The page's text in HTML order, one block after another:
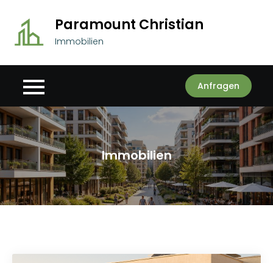
content
Paramount Christian
Immobilien
Anfragen
Immobilien